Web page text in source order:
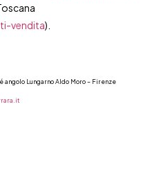
vendita).
Lungarno Aldo Moro – Firenze